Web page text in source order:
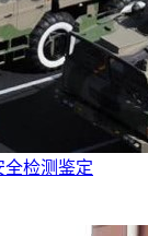
全检测鉴定